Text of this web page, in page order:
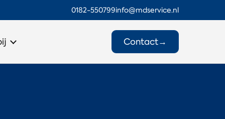
0182-550799info@mdservice.nl
Contact→